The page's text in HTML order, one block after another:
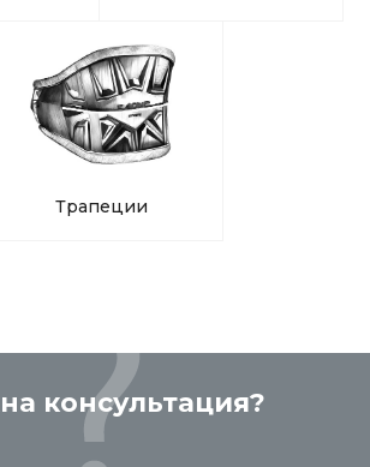
Трапеции
консультация?